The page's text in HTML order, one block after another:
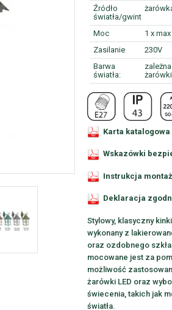
Źródło
światła/gwint
Moc
1 x
Zasilanie
230V
Barwa
światła:
żarówki
Karta katalogowa
Wskazówki
Instrukcja
Deklaracja
Stylowy, klasyczny
wykonany z
oraz ozdobnego
mocowane jest za
możliwość
żarówki LED oraz
świecenia, takich jak
światła.